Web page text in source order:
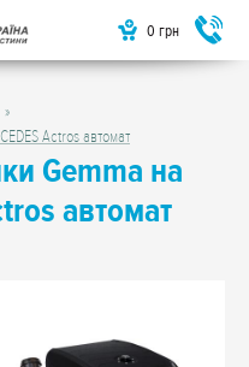
0 грн
Actros автомат
Gemma на
автомат